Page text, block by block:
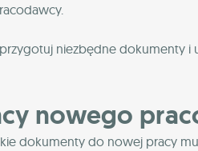
niezbędne dokumenty i
nowego
dokumenty do nowej pracy